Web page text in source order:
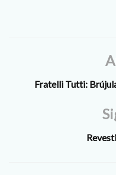
Fratelli Tutti: